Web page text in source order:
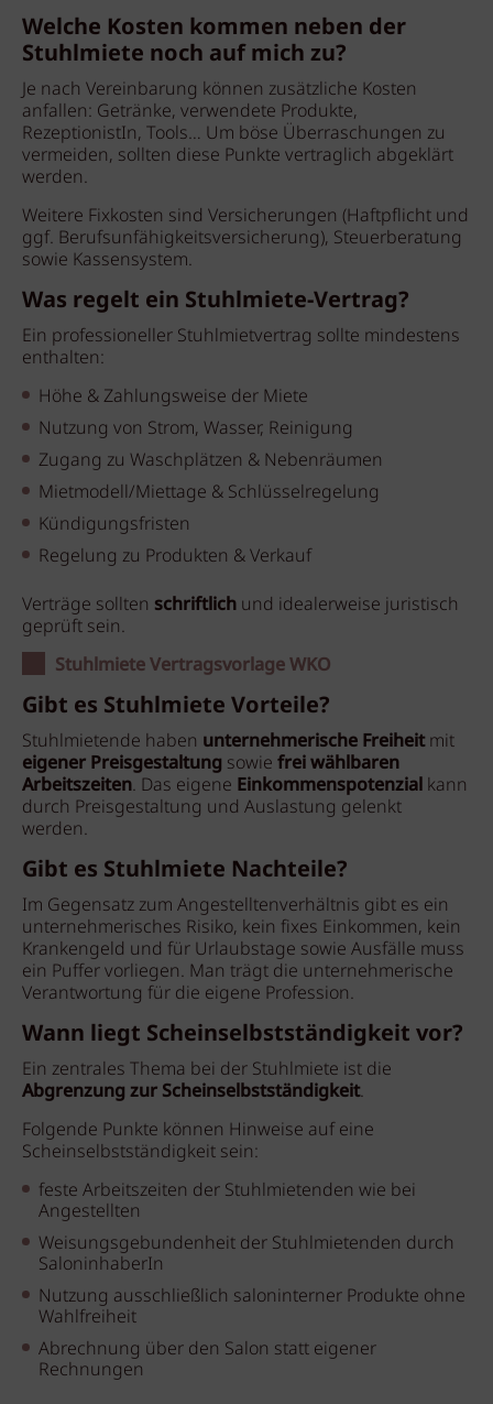
Welche Kosten kommen neben der
Stuhlmiete noch auf mich zu?
Je nach Vereinbarung können zusätzliche Kosten
anfallen: Getränke, verwendete Produkte,
RezeptionistIn, Tools… Um böse Überraschungen zu
vermeiden, sollten diese Punkte vertraglich abgeklärt
werden.
Weitere Fixkosten sind Versicherungen (Haftpflicht und
ggf. Berufsunfähigkeitsversicherung), Steuerberatung
sowie Kassensystem.
Was regelt ein Stuhlmiete-Vertrag?
Ein professioneller Stuhlmietvertrag sollte mindestens
enthalten:
Höhe & Zahlungsweise der Miete
Nutzung von Strom, Wasser, Reinigung
Zugang zu Waschplätzen & Nebenräumen
Mietmodell/Miettage & Schlüsselregelung
Kündigungsfristen
Regelung zu Produkten & Verkauf
Verträge sollten schriftlich und idealerweise juristisch
geprüft sein.
Stuhlmiete Vertragsvorlage WKO
Gibt es Stuhlmiete Vorteile?
Stuhlmietende haben unternehmerische Freiheitmit
eigener Preisgestaltung sowie frei wählbaren
Arbeitszeiten. Das eigene Einkommenspotenzial kann
durch Preisgestaltung und Auslastung gelenkt
werden.
Gibt es Stuhlmiete Nachteile?
Im Gegensatz zum Angestelltenverhältnis gibt es ein
unternehmerisches Risiko, kein fixes Einkommen, kein
Krankengeld und für Urlaubstage sowie Ausfälle muss
ein Puffer vorliegen. Man trägt die unternehmerische
Verantwortung für die eigene Profession.
Wann liegt Scheinselbstständigkeit vor?
Ein zentrales Thema bei der Stuhlmiete ist die
Abgrenzung zur Scheinselbstständigkeit.
Folgende Punkte können Hinweise auf eine
Scheinselbstständigkeit sein:
feste Arbeitszeiten der Stuhlmietenden wie bei
Angestellten
Weisungsgebundenheit der Stuhlmietenden durch
SaloninhaberIn
Nutzung ausschließlich saloninterner Produkte ohne
Wahlfreiheit
Abrechnung über den Salon statt eigener
Rechnungen